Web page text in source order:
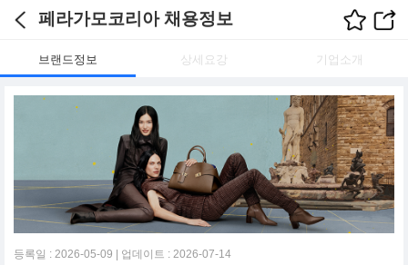
페라가모코리아 채용정보
브랜드정보 상세요강 기업소개
등록일 : 2026-05-09 | 업데이트 : 2026-07-14